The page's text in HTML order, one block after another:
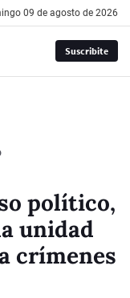
09 de agosto de 2026
Suscribite
político,
unidad
crímenes